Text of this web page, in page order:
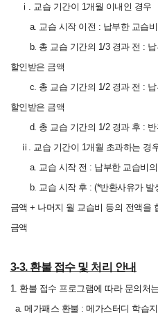
ⅰ.
교습 기간이 1개월 이내인 경우
a. 교습 시작 이전 : 납부한 교습비
b. 총 교습 기간의 1/3 경과 전 : 납
할인받은 금액
c. 총 교습 기간의 1/2 경과 전 : 납
할인받은 금액
d. 총 교습 기간의 1/2 경과 후 : 반
ⅱ.
교습 기간이 1개월 초과하는 경
a. 교습 시작 전 : 납부한 교습비의
b. 교습 시작 후 : (*반환사유가 발
금액 + 나머지 월 교습비 등의 전액을
금액
3-3. 환불 접수 및 처리 안내
1. 환불 접수 프로그램에 따라 문의처
a. 메가패스 환불 : 메가스터디 학습